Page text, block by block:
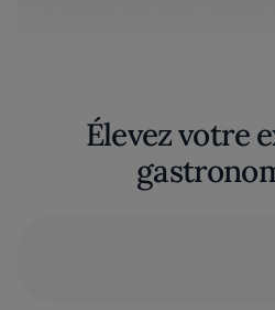
Élevez votre